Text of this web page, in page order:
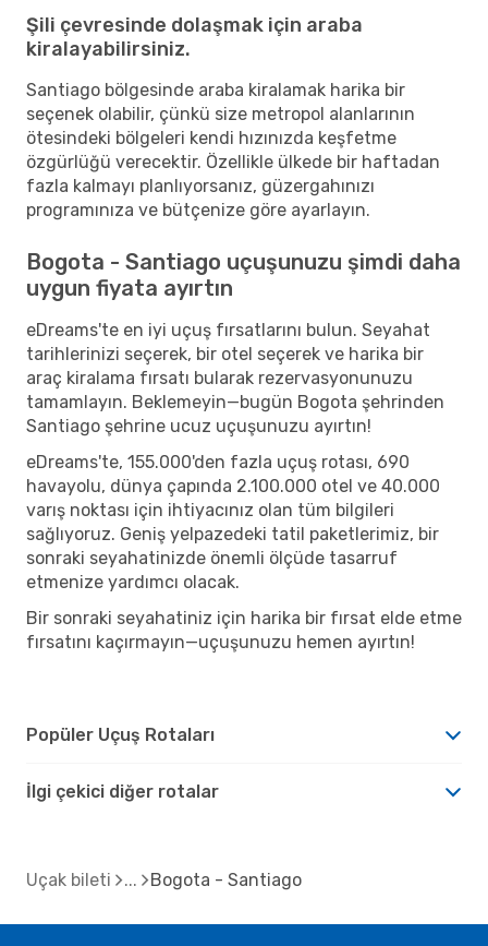
Şili çevresinde dolaşmak için araba
kiralayabilirsiniz.
Santiago bölgesinde araba kiralamak harika bir
seçenek olabilir, çünkü size metropol alanlarının
ötesindeki bölgeleri kendi hızınızda keşfetme
özgürlüğü verecektir. Özellikle ülkede bir haftadan
fazla kalmayı planlıyorsanız, güzergahınızı
programınıza ve bütçenize göre ayarlayın.
Bogota - Santiago uçuşunuzu şimdi daha
uygun fiyata ayırtın
eDreams'te en iyi uçuş fırsatlarını bulun. Seyahat
tarihlerinizi seçerek, bir otel seçerek ve harika bir
araç kiralama fırsatı bularak rezervasyonunuzu
tamamlayın. Beklemeyin—bugün Bogota şehrinden
Santiago şehrine ucuz uçuşunuzu ayırtın!
eDreams'te, 155.000'den fazla uçuş rotası, 690
havayolu, dünya çapında 2.100.000 otel ve 40.000
varış noktası için ihtiyacınız olan tüm bilgileri
sağlıyoruz. Geniş yelpazedeki tatil paketlerimiz, bir
sonraki seyahatinizde önemli ölçüde tasarruf
etmenize yardımcı olacak.
Bir sonraki seyahatiniz için harika bir fırsat elde etme
fırsatını kaçırmayın—uçuşunuzu hemen ayırtın!
Popüler Uçuş Rotaları
İlgi çekici diğer rotalar
Uçak bileti Bogota - Santiago